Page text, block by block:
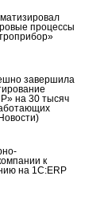
процессы
завершила
на 30 тысяч
к
на 1С:ERP